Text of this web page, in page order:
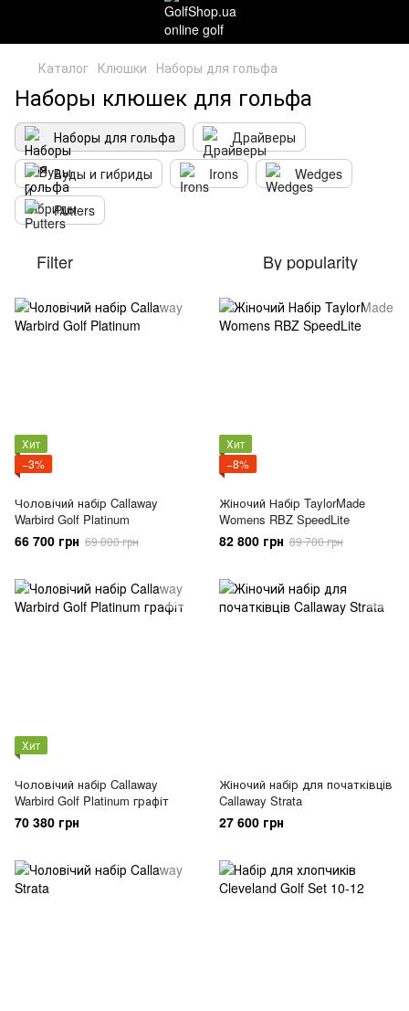
Каталог Клюшки Наборы для гольфа
Наборы клюшек для гольфа
Наборы для гольфа
Драйверы
Вуды и гибриды
Irons
Wedges
Putters
Filter By popularity
Хит
−3%
Чоловічий набір Callaway
Warbird Golf Platinum
66 700 грн 69 000 грн
Хит
−8%
Жіночий Набір TaylorMade
Womens RBZ SpeedLite
82 800 грн 89 700 грн
Хит
Чоловічий набір Callaway
Warbird Golf Platinum графіт
70 380 грн
Жіночий набір для початківців
Callaway Strata
27 600 грн